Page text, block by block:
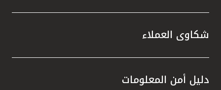
شكاوى العملاء
دليل أمن المعلومات